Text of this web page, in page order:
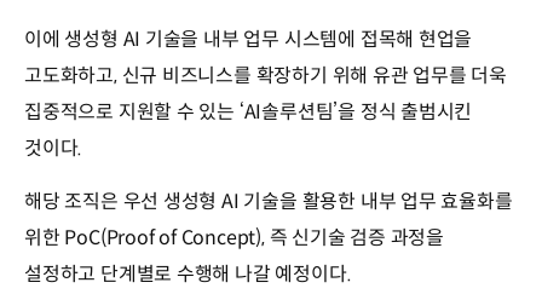
이에 생성형 AI 기술을 내부 업무 시스템에 접목해 현업을
고도화하고, 신규 비즈니스를 확장하기 위해 유관 업무를 더욱
집중적으로 지원할 수 있는 ‘AI솔루션팀’을 정식 출범시킨
것이다.
해당 조직은 우선 생성형 AI 기술을 활용한 내부 업무 효율화를
위한 PoC(Proof of Concept), 즉 신기술 검증 과정을
설정하고 단계별로 수행해 나갈 예정이다.